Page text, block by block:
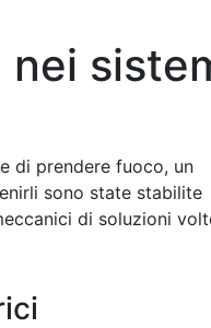
di prendere fuoco, un
sono state stabilite
di soluzioni